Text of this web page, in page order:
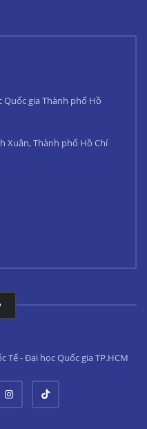
gia Thành phố Hồ
Xuân, Thành phố Hồ Chí
Tế - Đại học Quốc gia TP.HCM